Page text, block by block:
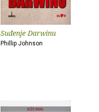
Suđenje Darwinu
Phillip Johnson